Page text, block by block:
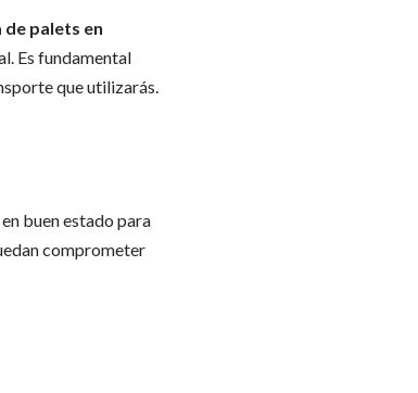
de palets en
Es fundamental
que utilizarás.
buen estado para
comprometer